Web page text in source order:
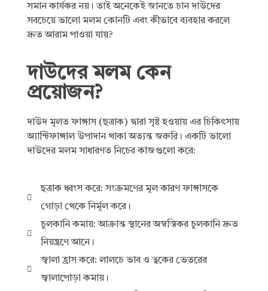
সমান কার্যকর নয়। তাই অনেকেই জানতে চান দাউদের
সবচেয়ে ভালো মলম কোনটি এবং কীভাবে ব্যবহার করলে
দ্রুত আরাম পাওয়া যায়?
দাউদের মলম কেন
প্রয়োজন?
দাউদ মূলত ফাঙ্গাস (ছত্রাক) দ্বারা সৃষ্ট হওয়ায় এর চিকিৎসায়
অ্যান্টিফাঙ্গাল উপাদান থাকা অত্যন্ত জরুরি। একটি ভালো
দাউদের মলম সাধারণত নিচের কাজগুলো করে:
ছত্রাক ধ্বংস করে: সংক্রমণের মূল কারণ ফাঙ্গাসকে
গোড়া থেকে নির্মূল করে।
চুলকানি কমায়: আক্রান্ত স্থানের অস্বস্তিকর চুলকানি দ্রুত
নিয়ন্ত্রণে আনে।
জ্বালা হ্রাস করে: লালচে ভাব ও ত্বকের ভেতরের
জ্বালাপোড়া কমায়।